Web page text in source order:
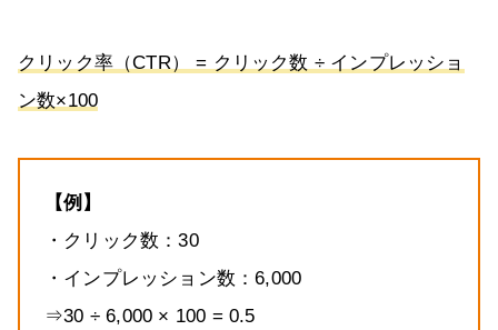
クリック率（CTR） = クリック数 ÷ インプレッショ
ン数×100
【例】
・クリック数：30
・インプレッション数：6,000
⇒30 ÷ 6,000 × 100 = 0.5